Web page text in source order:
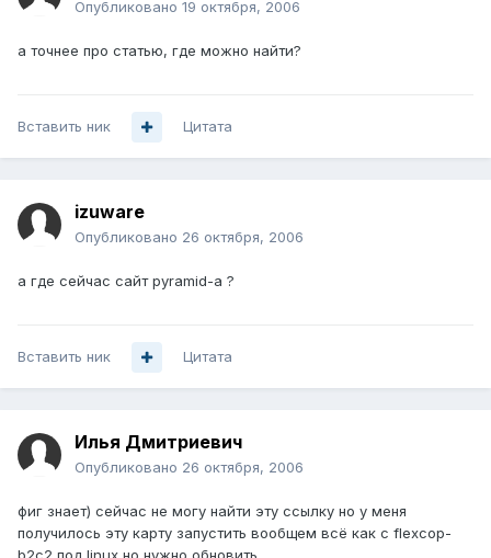
Опубликовано 19 октября, 2006
а точнее про статью, где можно найти?
Вставить ник Цитата
izuware
Опубликовано 26 октября, 2006
а где сейчас cайт pyramid-a ?
Вставить ник Цитата
Илья Дмитриевич
Опубликовано 26 октября, 2006
фиг знает) сейчас не могу найти эту ссылку но у меня
получилось эту карту запустить вообщем всё как с flexcop-